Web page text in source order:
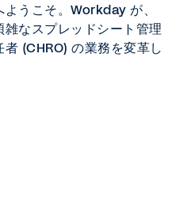
うこそ。Workday が、
なスプレッドシート管理
(CHRO) の業務を変革し